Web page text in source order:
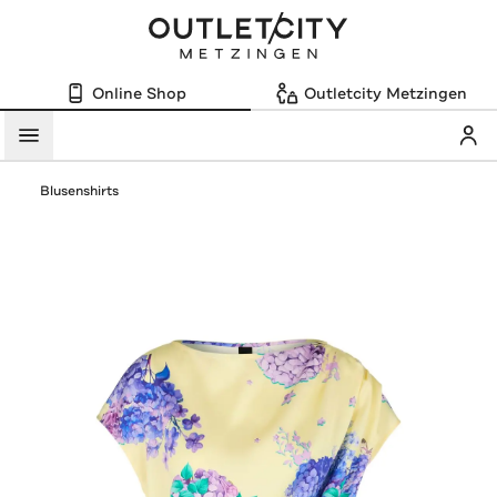
Online Shop Outletcity Metzingen
Menü
Blusenshirts